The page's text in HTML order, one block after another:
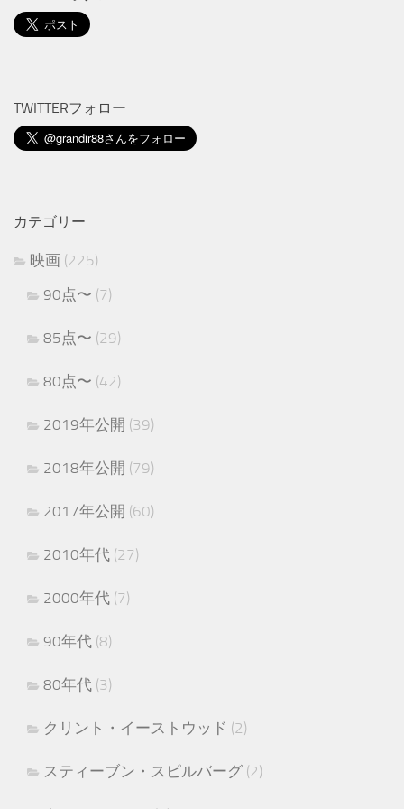
TWITTERフォロー
カテゴリー
映画 (225)
90点〜 (7)
85点〜 (29)
80点〜 (42)
2019年公開 (39)
2018年公開 (79)
2017年公開 (60)
2010年代 (27)
2000年代 (7)
90年代 (8)
80年代 (3)
クリント・イーストウッド (2)
スティーブン・スピルバーグ (2)